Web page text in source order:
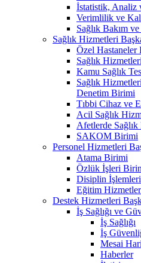
İstatistik, Analiz
Verimlilik ve
Sağlık Bakım
Sağlık Hizmetleri
Özel Hastaneler
Sağlık
Kamu Sağlık
Sağlık
Denetim Birimi
Tıbbi Cihaz ve
Acil Sağlık
Afetlerde
SAKOM Birimi
Personel Hizmetleri
Atama Birimi
Özlük İşleri
Disiplin
Eğitim
Destek Hizmetleri
İş Sağlığı ve
İş Sağlığı
İş
Mesai
Haberler